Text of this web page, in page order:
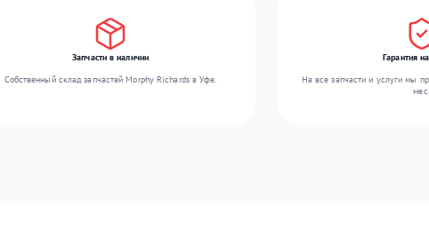
Запчасти в наличии
Собственный склад запчастей Morphy Richards в Уфе.
Гарантия
На все запчасти и услуги мы
мес.